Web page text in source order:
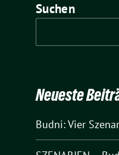
Suchen
Neueste
Budni: Vier